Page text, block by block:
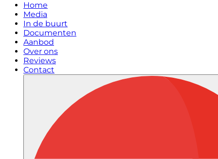
Home
Media
In de buurt
Documenten
Aanbod
Over ons
Reviews
Contact